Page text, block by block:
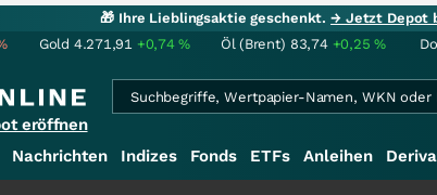
🎁 Ihre Lieblingsaktie geschenkt.→ Jetzt Depot
Gold 4.271,91 +0,74% Öl (Brent) 83,74 +0,25%
eröffnen
Nachrichten Indizes Fonds ETFs Anleihen